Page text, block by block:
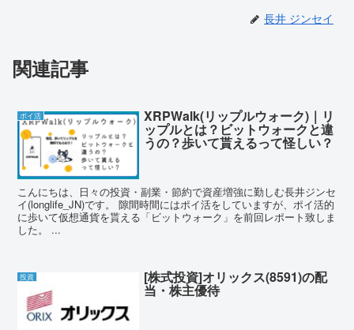
長井 ジンセイ
関連記事
ポイ活 XRPWalk(リップルウォーク)｜リ
ップルとは？ビットウォークと違
うの？歩いて貰えるって怪しい？
こんにちは、日々の投資・副業・節約で資産増強に勤しむ長井ジンセ
イ(longlife_JN)です。 隙間時間にはポイ活をしていますが、ポイ活的
に歩いて仮想通貨を貰える「ビットウォーク」を前回レポート致しま
した。 ...
投資 [株式投資]オリックス(8591)の配
当・株主優待